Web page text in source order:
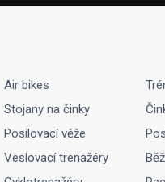
Air bikes
Stojany na činky
Posilovací věže
Veslovací trenažéry